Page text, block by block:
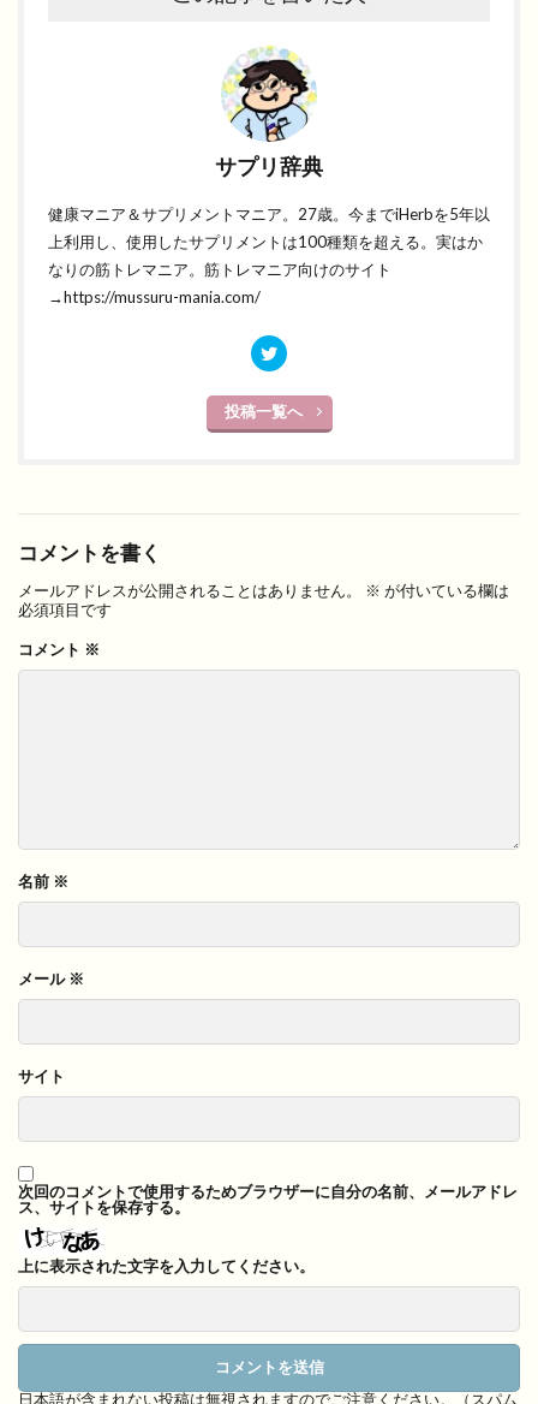
サプリ辞典
健康マニア＆サプリメントマニア。27歳。今までiHerbを5年以
上利用し、使用したサプリメントは100種類を超える。実はか
なりの筋トレマニア。筋トレマニア向けのサイト
→https://mussuru-mania.com/
投稿一覧へ
コメントを書く
メールアドレスが公開されることはありません。 ※ が付いている欄は
必須項目です
コメント ※
名前 ※
メール ※
サイト
次回のコメントで使用するためブラウザーに自分の名前、メールアドレ
ス、サイトを保存する。
上に表示された文字を入力してください。
日本語が含まれない投稿は無視されますのでご注意ください。（スパム